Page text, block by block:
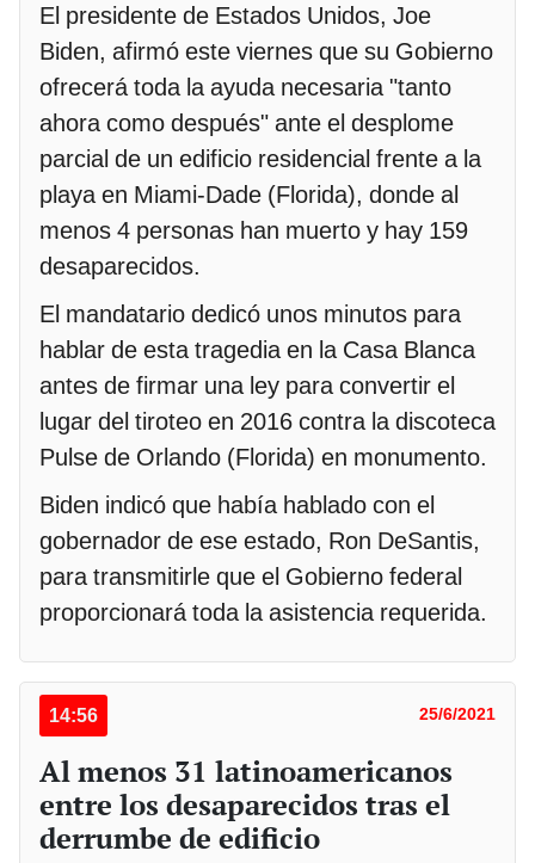
El presidente de Estados Unidos, Joe
Biden, afirmó este viernes que su Gobierno
ofrecerá toda la ayuda necesaria "tanto
ahora como después" ante el desplome
parcial de un edificio residencial frente a la
playa en Miami-Dade (Florida), donde al
menos 4 personas han muerto y hay 159
desaparecidos.
El mandatario dedicó unos minutos para
hablar de esta tragedia en la Casa Blanca
antes de firmar una ley para convertir el
lugar del tiroteo en 2016 contra la discoteca
Pulse de Orlando (Florida) en monumento.
Biden indicó que había hablado con el
gobernador de ese estado, Ron DeSantis,
para transmitirle que el Gobierno federal
proporcionará toda la asistencia requerida.
14:56 25/6/2021
Al menos 31 latinoamericanos
entre los desaparecidos tras el
derrumbe de edificio